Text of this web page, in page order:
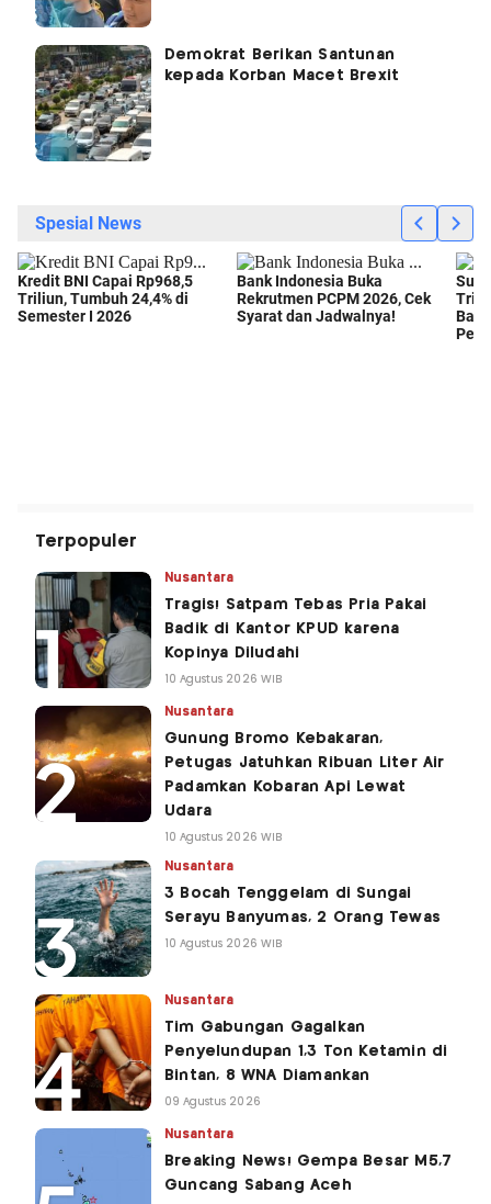
Demokrat Berikan Santunan
kepada Korban Macet Brexit
Terpopuler
Nusantara
Tragis! Satpam Tebas Pria Pakai
Badik di Kantor KPUD karena
Kopinya Diludahi
10 Agustus 2026 WIB
Nusantara
Gunung Bromo Kebakaran,
Petugas Jatuhkan Ribuan Liter Air
Padamkan Kobaran Api Lewat
Udara
10 Agustus 2026 WIB
Nusantara
3 Bocah Tenggelam di Sungai
Serayu Banyumas, 2 Orang Tewas
10 Agustus 2026 WIB
Nusantara
Tim Gabungan Gagalkan
Penyelundupan 1,3 Ton Ketamin di
Bintan, 8 WNA Diamankan
09 Agustus 2026
Nusantara
Breaking News! Gempa Besar M5,7
Guncang Sabang Aceh